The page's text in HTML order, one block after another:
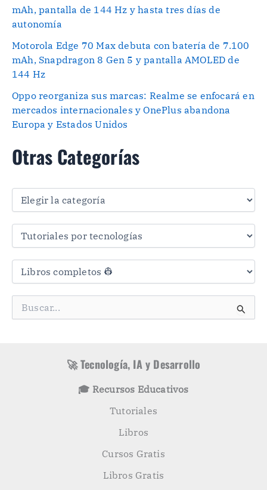
mAh, pantalla de 144 Hz y hasta tres días de
autonomía
Motorola Edge 70 Max debuta con batería de 7.100
mAh, Snapdragon 8 Gen 5 y pantalla AMOLED de
144 Hz
Oppo reorganiza sus marcas: Realme se enfocará en
mercados internacionales y OnePlus abandona
Europa y Estados Unidos
Otras Categorías
🚀 Tecnología, IA y Desarrollo
🎓 Recursos Educativos
Tutoriales
Libros
Cursos Gratis
Libros Gratis